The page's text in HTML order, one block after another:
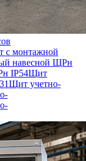
с монтажной
навесной ЩРн
IP54Щит
Щит учетно-